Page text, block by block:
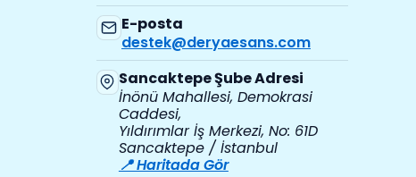
E-posta
destek@deryaesans.com
Sancaktepe Şube Adresi
İnönü Mahallesi, Demokrasi
Caddesi,
Yıldırımlar İş Merkezi, No: 61D
Sancaktepe / İstanbul
📍 Haritada Gör